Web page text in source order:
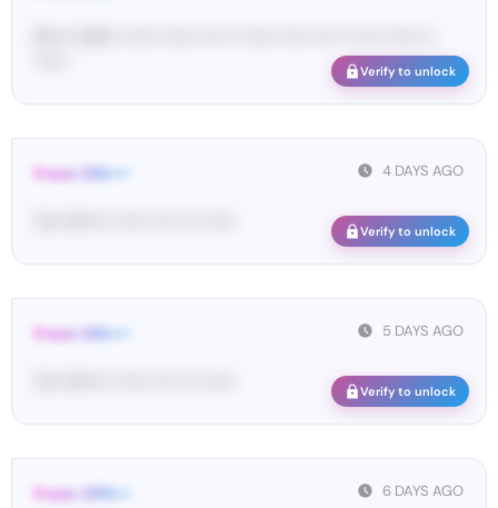
Verify to unlock
4 DAYS AGO
From: DIS••••
Verify to unlock
5 DAYS AGO
From: DIS••••
Verify to unlock
6 DAYS AGO
From: OPE•••